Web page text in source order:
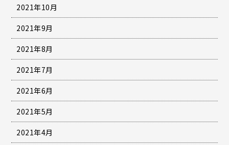
2021年10月
2021年9月
2021年8月
2021年7月
2021年6月
2021年5月
2021年4月